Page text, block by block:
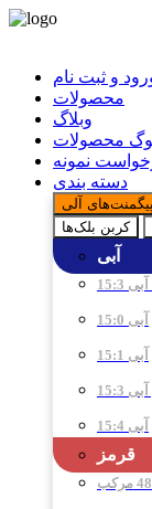
و ثبت نام
محصولات
وبلاگ
محصولات
نمونه
دسته بندی
پیگمنت‌های آلی
کربن بلک‌ها
آبی
آبی 15:0
آبی 15:1
آبی 15:4
قرمز